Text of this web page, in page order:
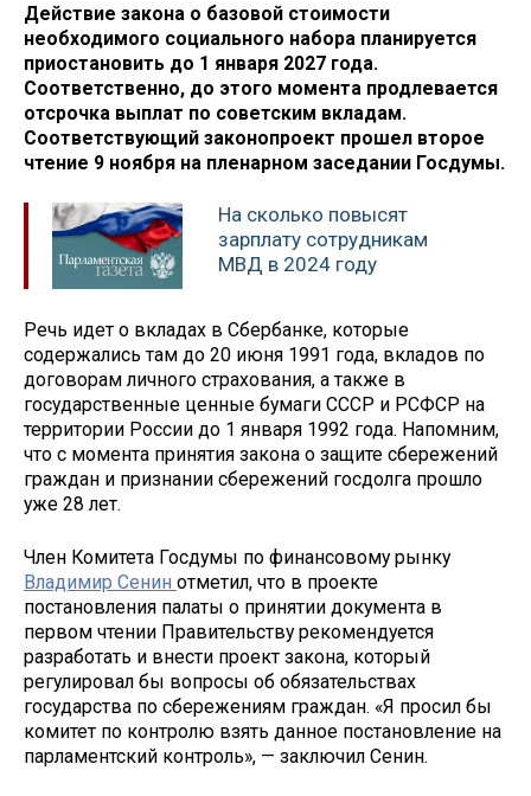
Действие закона о базовой стоимости
необходимого социального набора планируется
приостановить до 1 января 2027 года.
Соответственно, до этого момента продлевается
отсрочка выплат по советским вкладам.
Соответствующий законопроект прошел второе
чтение 9 ноября на пленарном заседании Госдумы.
На сколько повысят
зарплату сотрудникам
МВД в 2024 году
Речь идет о вкладах в Сбербанке, которые
содержались там до 20 июня 1991 года, вкладов по
договорам личного страхования, а также в
государственные ценные бумаги СССР и РСФСР на
территории России до 1 января 1992 года. Напомним,
что с момента принятия закона о защите сбережений
граждан и признании сбережений госдолга прошло
уже 28 лет.
Член Комитета Госдумы по финансовому рынку
Владимир Сенин отметил, что в проекте
постановления палаты о принятии документа в
первом чтении Правительству рекомендуется
разработать и внести проект закона, который
регулировал бы вопросы об обязательствах
государства по сбережениям граждан. «Я просил бы
комитет по контролю взять данное постановление на
парламентский контроль», — заключил Сенин.